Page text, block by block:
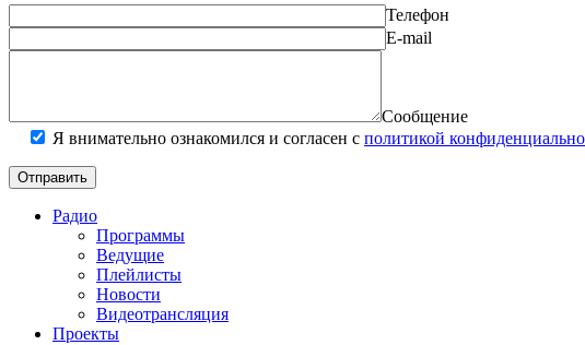
Телефон
E-mail
Сообщение
Я внимательно ознакомился и согласен с политикой
Радио
Программы
Ведущие
Плейлисты
Новости
Видеотрансляция
Проекты